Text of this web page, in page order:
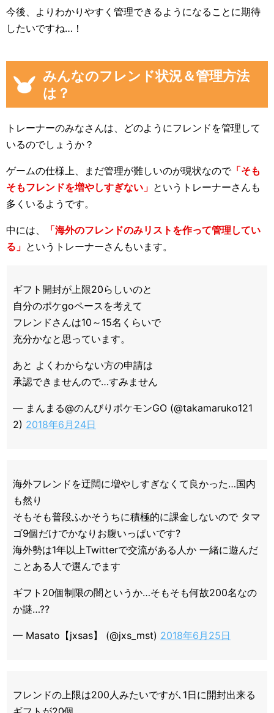
今後、よりわかりやすく管理できるようになることに期待
したいですね…！
みんなのフレンド状況＆管理方法
は？
トレーナーのみなさんは、どのようにフレンドを管理して
いるのでしょうか？
ゲームの仕様上、まだ管理が難しいのが現状なので「そも
そもフレンドを増やしすぎない」 というトレーナーさんも
多くいるようです。
中には、
「海外のフレンドのみリストを作って管理してい
る」 というトレーナーさんもいます。
ギフト開封が上限20らしいのと
自分のポケgoペースを考えて
フレンドさんは10～15名くらいで
充分かなと思っています。
あと よくわからない方の申請は
承認できませんので…すみません
— まんまる@のんびりポケモンGO (@takamaruko121
2) 2018年6月24日
海外フレンドを迂闊に増やしすぎなくて良かった…国内
も然り
そもそも普段ふかそうちに積極的に課金しないので タマ
ゴ9個だけでかなりお腹いっぱいです?
海外勢は1年以上Twitterで交流がある人か 一緒に遊んだ
ことある人で選んでます
ギフト20個制限の闇というか…そもそも何故200名なの
か謎…??
— Masato【jxsas】 (@jxs_mst) 2018年6月25日
フレンドの上限は200人みたいですが､1日に開封出来る